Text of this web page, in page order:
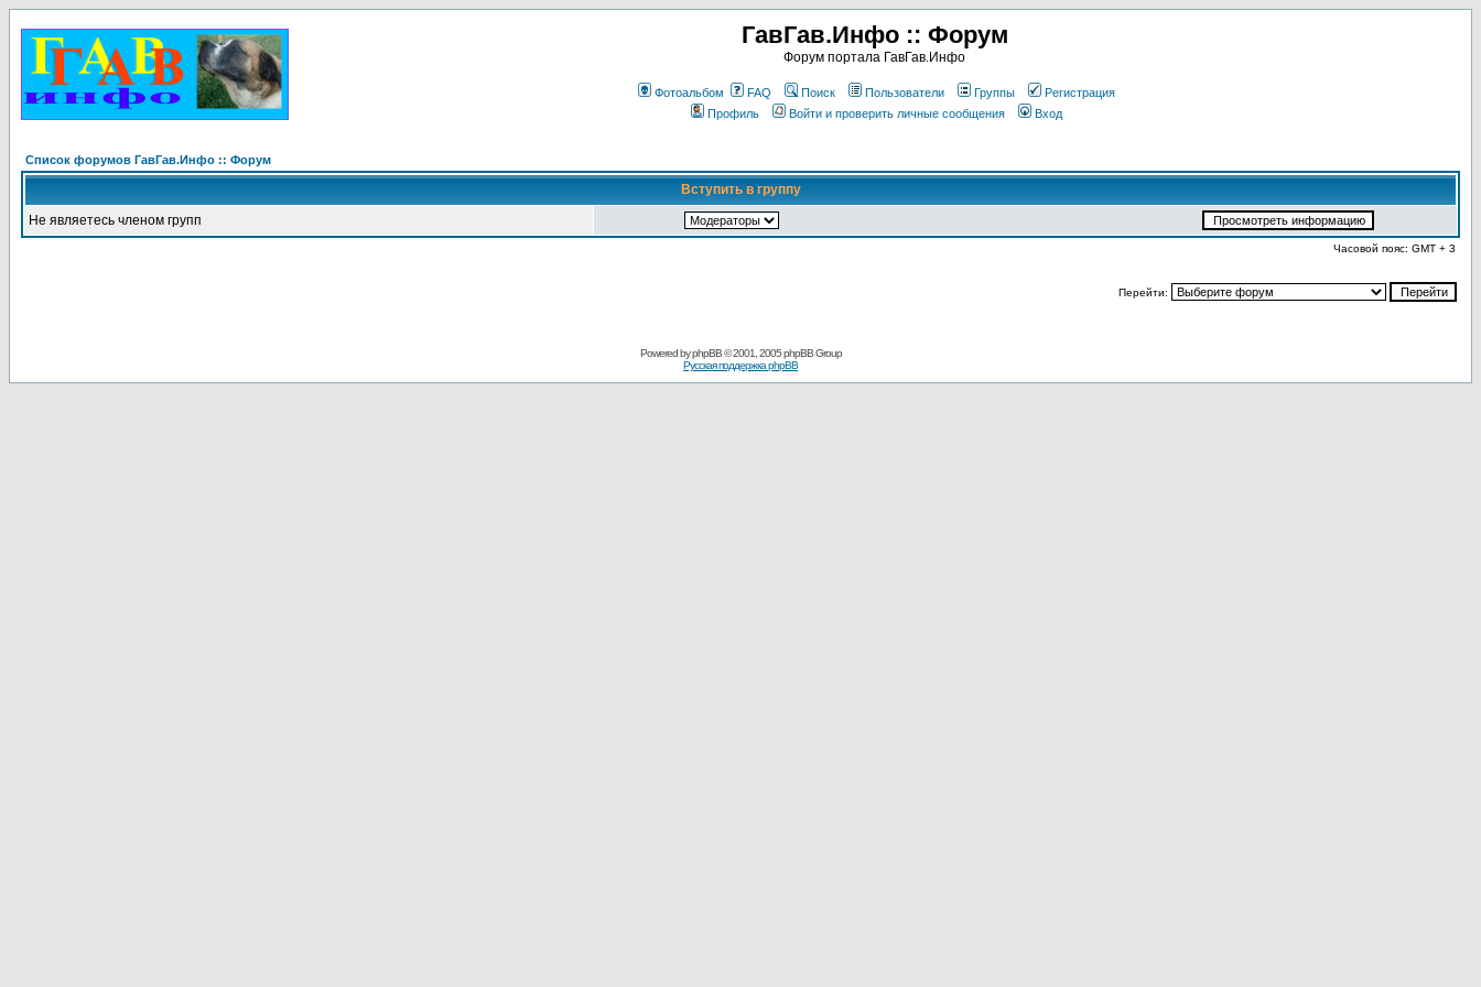
ГавГав.Инфо :: Форум
Форум портала ГавГав.Инфо
Фотоальбом FAQ Поиск Пользователи Группы
Регистрация
Профиль
Войти и проверить личные сообщения Вход
Список форумов ГавГав.Инфо :: Форум
Вступить в группу
Не являетесь членом групп
Часовой пояс: GMT + 3
Перейти:
Powered byphpBB© 2001, 2005 phpBB Group
Русская поддержка phpBB